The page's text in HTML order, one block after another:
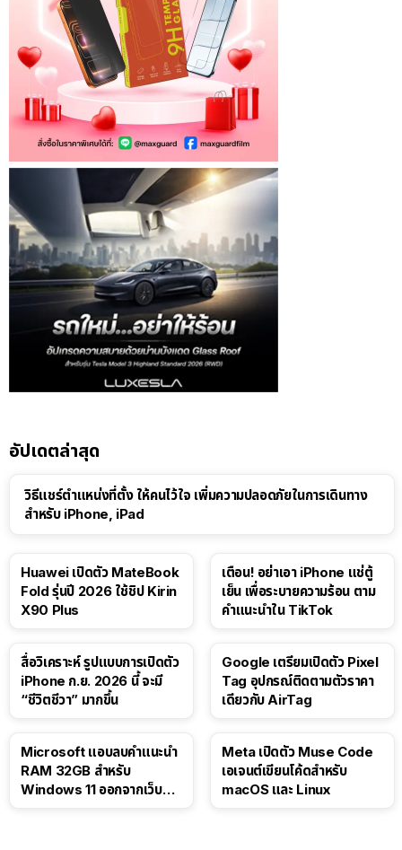
อัปเดตล่าสุด
วิธีแชร์ตำแหน่งที่ตั้ง ให้คนไว้ใจ เพิ่มความปลอดภัยในการเดินทาง
สำหรับ iPhone, iPad
Huawei เปิดตัว MateBook
Fold รุ่นปี 2026 ใช้ชิป Kirin
X90 Plus
เตือน! อย่าเอา iPhone แช่ตู้
เย็น เพื่อระบายความร้อน ตาม
คำแนะนำใน TikTok
สื่อวิเคราะห์ รูปแบบการเปิดตัว
iPhone ก.ย. 2026 นี้ จะมี
“ชีวิตชีวา” มากขึ้น
Google เตรียมเปิดตัว Pixel
Tag อุปกรณ์ติดตามตัวราคา
เดียวกับ AirTag
Microsoft แอบลบคำแนะนำ
RAM 32GB สำหรับ
Windows 11 ออกจากเว็บตัว
Meta เปิดตัว Muse Code
เอเจนต์เขียนโค้ดสำหรับ
macOS และ Linux